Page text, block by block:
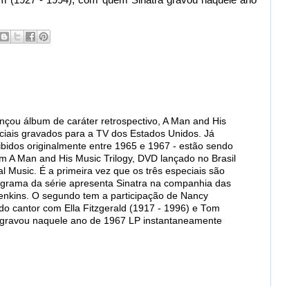
álbum de caráter retrospectivo, A Man and His
gravados para a TV dos Estados Unidos. Já
originalmente entre 1965 e 1967 - estão sendo
A Man and His Music Trilogy, DVD lançado no Brasil
Music. É a primeira vez que os três especiais são
da série apresenta Sinatra na companhia das
O segundo tem a participação de Nancy
cantor com Ella Fitzgerald (1917 - 1996) e Tom
naquele ano de 1967 LP instantaneamente